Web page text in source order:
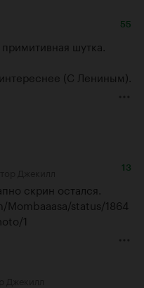
55
шутка.
(С Лениным).
13
status/1864
1